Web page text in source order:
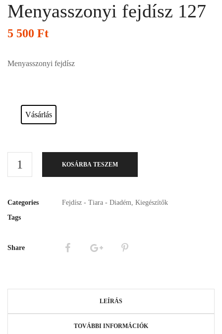
Menyasszonyi fejdísz 127
5 500 Ft
Menyasszonyi fejdísz
Vásárlás
KOSÁRBA TESZEM
Categories Fejdísz - Tiara - Diadém, Kiegészítők
Tags
Share
LEÍRÁS
TOVÁBBI INFORMÁCIÓK